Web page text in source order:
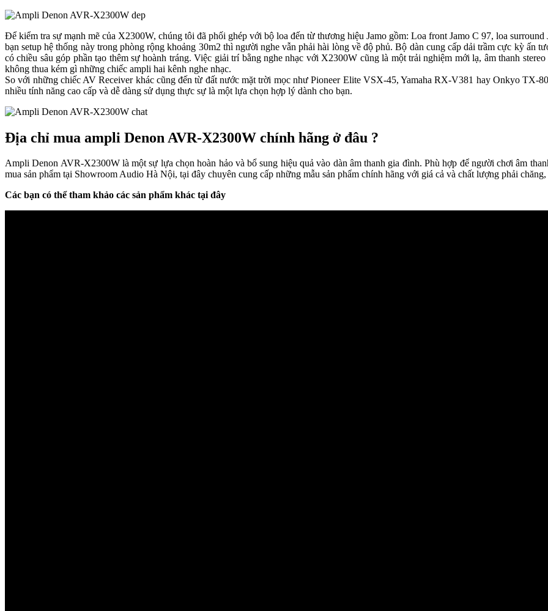
Để kiểm tra sự mạnh mẽ của X2300W, chúng tôi đã phối ghép với bộ loa đến từ thương hiệu Jamo gồm: Loa front Jamo C 97, loa
bạn setup hệ thống này trong phòng rộng khoảng 30m2 thì người nghe vẫn phải hài lòng về độ phủ. Bộ dàn cung cấp dải trầm cực kỳ ấn
có chiều sâu góp phần tạo thêm sự hoành tráng. Việc giải trí bằng nghe nhạc với X2300W cũng là một trải nghiệm mới lạ, âm thanh
không thua kém gì những chiếc ampli hai kênh nghe nhạc.
So với những chiếc AV Receiver khác cũng đến từ đất nước mặt trời mọc như Pioneer Elite VSX-45, Yamaha RX-V381 hay Onkyo TX-
nhiều tính năng cao cấp và dễ dàng sử dụng thực sự là một lựa chọn hợp lý dành cho bạn.
Địa chỉ mua ampli Denon AVR-X2300W chính hãng ở đâu ?
Ampli Denon AVR-X2300W là một sự lựa chọn hoàn hảo và bổ sung hiệu quả vào dàn âm thanh gia đình. Phù hợp để người chơi âm
mua sản phẩm tại Showroom Audio Hà Nội, tại đây chuyên cung cấp những mẫu sản phẩm chính hãng với giá cả và chất lượng phải
Các bạn có thể tham khảo các sản phẩm khác tại đây